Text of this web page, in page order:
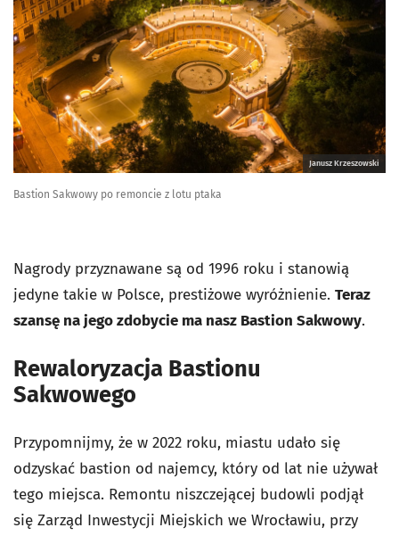
Janusz Krzeszowski
Bastion Sakwowy po remoncie z lotu ptaka
Nagrody przyznawane są od 1996 roku i stanowią
jedyne takie w Polsce, prestiżowe wyróżnienie. Teraz
szansę na jego zdobycie ma nasz Bastion Sakwowy.
Rewaloryzacja Bastionu
Sakwowego
Przypomnijmy, że w 2022 roku, miastu udało się
odzyskać bastion od najemcy, który od lat nie używał
tego miejsca. Remontu niszczejącej budowli podjął
się Zarząd Inwestycji Miejskich we Wrocławiu, przy